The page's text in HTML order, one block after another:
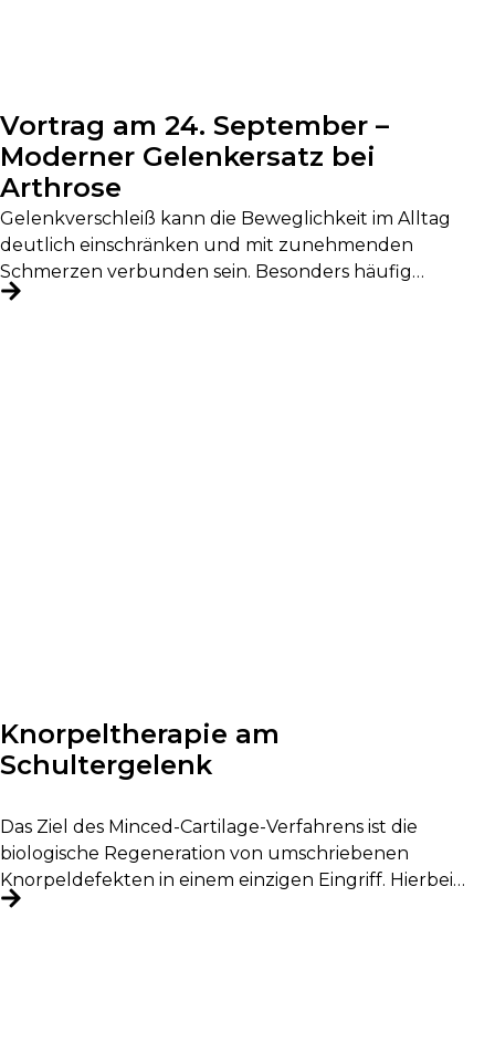
Vortrag am 24. September –
Moderner Gelenkersatz bei
Arthrose
Gelenkverschleiß kann die Beweglichkeit im Alltag
deutlich einschränken und mit zunehmenden
Schmerzen verbunden sein. Besonders häufig
betroffen sind Hüfte, Knie...
Knorpeltherapie am
Schultergelenk
Das Ziel des Minced-Cartilage-Verfahrens ist die
biologische Regeneration von umschriebenen
Knorpeldefekten in einem einzigen Eingriff. Hierbei
wird körpereigenes Knorpelgewebe entnommen,...